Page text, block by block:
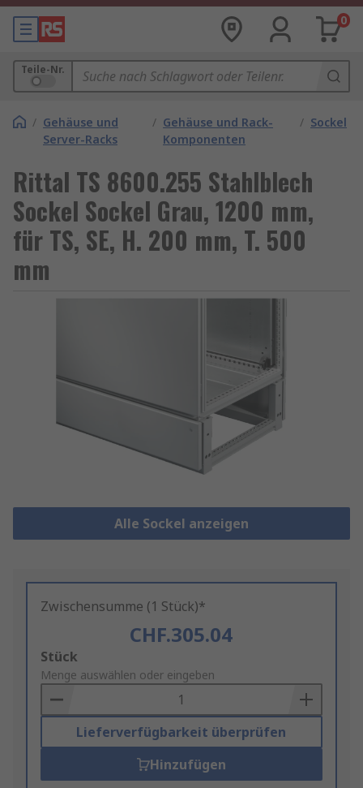
0
Teile-Nr.
/ Gehäuse und
Server-Racks
/ Gehäuse und Rack-
Komponenten
/ Sockel
Rittal TS 8600.255 Stahlblech
Sockel Sockel Grau, 1200 mm,
für TS, SE, H. 200 mm, T. 500
mm
Alle Sockel anzeigen
Zwischensumme (1 Stück)*
CHF.305.04
Add
to
Basket
Stück
Menge auswählen oder eingeben
Lieferverfügbarkeit überprüfen
Hinzufügen